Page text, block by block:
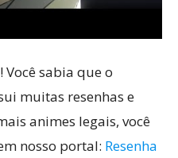
sabia que o
muitas resenhas e
animes legais, você
nosso portal: Resenha